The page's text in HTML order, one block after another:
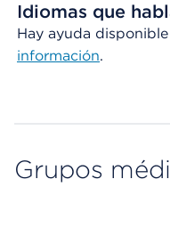
Idiomas que
Hay ayuda
información.
Grupos